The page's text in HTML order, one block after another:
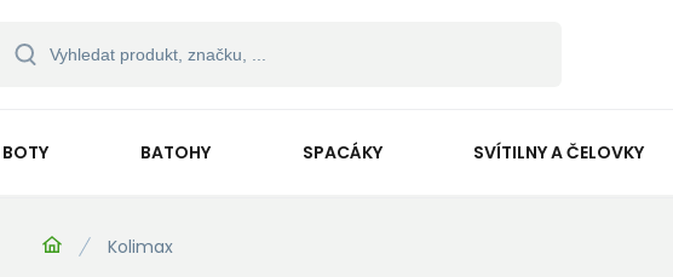
BOTY BATOHY SPACÁKY SVÍTILNY A ČELOVKY
Kolimax